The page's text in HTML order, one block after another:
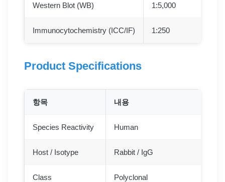
Western Blot (WB) 1:5,000
Immunocytochemistry (ICC/IF) 1:250
Product Specifications
항목 내용
Species Reactivity Human
Host / Isotype Rabbit / IgG
Class Polyclonal